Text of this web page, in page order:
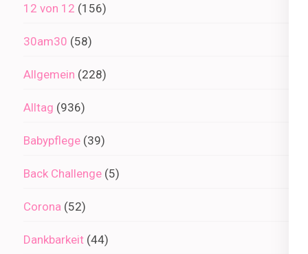
12 von 12 (156)
30am30 (58)
Allgemein (228)
Alltag (936)
Babypflege (39)
Back Challenge (5)
Corona (52)
Dankbarkeit (44)